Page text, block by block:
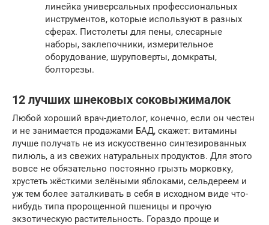
линейка универсальных профессиональных
инструментов, которые используют в разных
сферах. Пистолеты для пены, слесарные
наборы, заклепочники, измерительное
оборудование, шуруповерты, домкраты,
болторезы.
12 лучших шнековых соковыжималок
Любой хороший врач-диетолог, конечно, если он честен
и не занимается продажами БАД, скажет: витамины
лучше получать не из искусственно синтезированных
пилюль, а из свежих натуральных продуктов. Для этого
вовсе не обязательно постоянно грызть морковку,
хрустеть жёсткими зелёными яблоками, сельдереем и
уж тем более заталкивать в себя в исходном виде что-
нибудь типа пророщенной пшеницы и прочую
экзотическую растительность. Гораздо проще и